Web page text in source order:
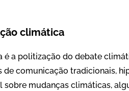
climática
a politização do debate
comunicação tradicionais,
mudanças climáticas,